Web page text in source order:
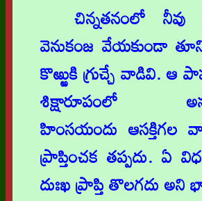
చిన్నతనంలో
వెనుకంజ వేయకుండా
కొఱ్ఱుకి గ్రుచ్చే వాడివి. ఆ
శిక్షారూపంలో
హింసయందు ఆసక్తిగల
ప్రాప్తించక తప్పదు. ఏ
దుఃఖ ప్రాప్తి తొలగదు అని